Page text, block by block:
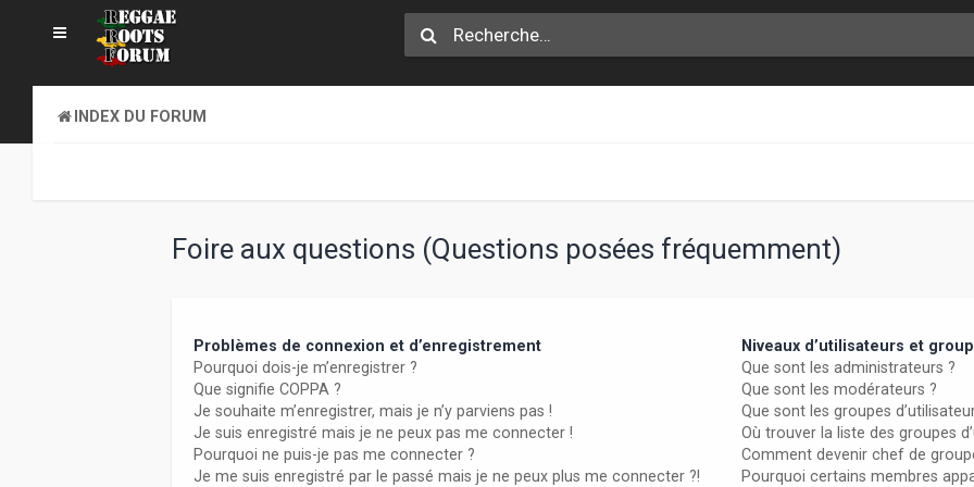
INDEX DU FORUM
Foire aux questions (Questions posées fréquemment)
Problèmes de connexion et d’enregistrement
Pourquoi dois-je m’enregistrer ?
Que signifie COPPA ?
Je souhaite m’enregistrer, mais je n’y parviens pas !
Je suis enregistré mais je ne peux pas me connecter !
Pourquoi ne puis-je pas me connecter ?
Je me suis enregistré par le passé mais je ne peux plus me connecter ?!
Niveaux d’utilisateurs et
Que sont les administrateurs ?
Que sont les modérateurs ?
Que sont les groupes
Où trouver la liste des groupes
Comment devenir chef de
Pourquoi certains membres